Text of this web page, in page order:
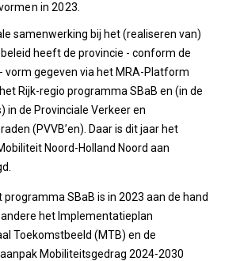
in 2023.
samenwerking bij het (realiseren van)
heeft de provincie - conform de
vorm gegeven via het MRA-Platform
Rijk-regio programma SBaB en (in de
in de Provinciale Verkeer en
(PVVB’en). Daar is dit jaar het
Noord-Holland Noord aan
programma SBaB is in 2023 aan de hand
het Implementatieplan
Toekomstbeeld (MTB) en de
Mobiliteitsgedrag 2024-2030